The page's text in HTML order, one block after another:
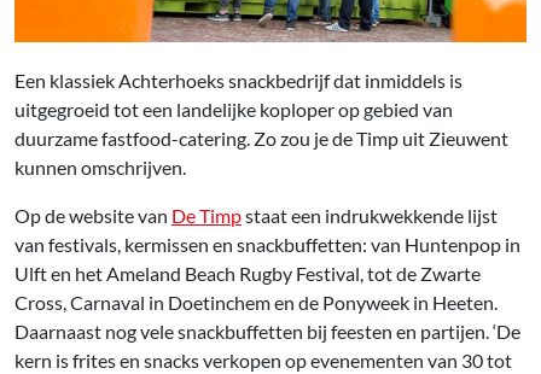
Een klassiek Achterhoeks snackbedrijf dat inmiddels is
uitgegroeid tot een landelijke koploper op gebied van
duurzame fastfood-catering. Zo zou je de Timp uit Zieuwent
kunnen omschrijven.
Op de website van De Timpstaat een indrukwekkende lijst
van festivals, kermissen en snackbuffetten: van Huntenpop in
Ulft en het Ameland Beach Rugby Festival, tot de Zwarte
Cross, Carnaval in Doetinchem en de Ponyweek in Heeten.
Daarnaast nog vele snackbuffetten bij feesten en partijen. ‘De
kern is frites en snacks verkopen op evenementen van 30 tot